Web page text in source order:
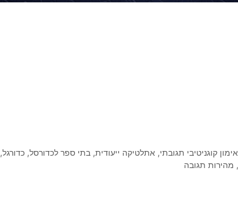
אימון קוגניטיבי תגובתי, אתלטיקה ייעודית, בתי ספר לכדורסל, כדורגל,
, מהירות תגובה